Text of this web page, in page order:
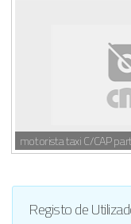
motorista taxi C/CAP
Registo de